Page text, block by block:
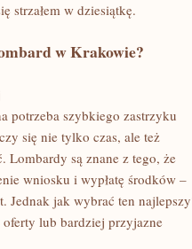
strzałem w dziesiątkę.
w Krakowie?
potrzeba szybkiego zastrzyku
się nie tylko czas, ale też
Lombardy są znane z tego, że
wniosku i wypłatę środków –
Jednak jak wybrać ten
lub bardziej przyjazne